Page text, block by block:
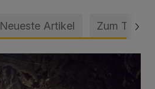
Neueste Artikel Zum Thema